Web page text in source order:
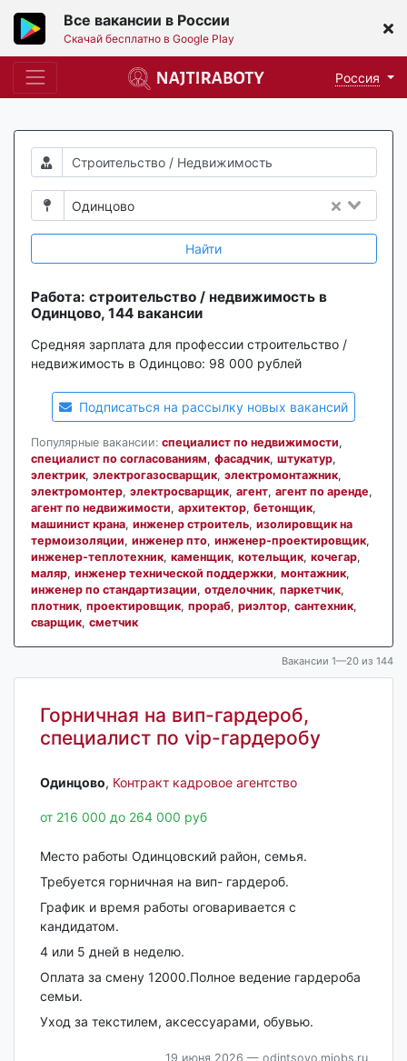
Все вакансии в России
Скачай бесплатно в Google Play
Россия
Одинцово
Найти
Работа: строительство / недвижимость в
Одинцово, 144 вакансии
Средняя зарплата для профессии строительство /
недвижимость в Одинцово: 98 000 рублей
Подписаться на рассылку новых вакансий
Популярные вакансии: специалист по недвижимости,
специалист по согласованиям, фасадчик, штукатур,
электрик, электрогазосварщик, электромонтажник,
электромонтер, электросварщик, агент, агент по аренде,
агент по недвижимости, архитектор, бетонщик,
машинист крана, инженер строитель, изолировщик на
термоизоляции, инженер пто, инженер-проектировщик,
инженер-теплотехник, каменщик, котельщик, кочегар,
маляр, инженер технической поддержки, монтажник,
инженер по стандартизации, отделочник, паркетчик,
плотник, проектировщик, прораб, риэлтор, сантехник,
сварщик, сметчик
Вакансии 1—20 из 144
Горничная на вип-гардероб,
специалист по vip-гардеробу
Одинцово‎, Контракт кадровое агентство
от 216 000 до 264 000 руб
Место работы Одинцовский район, семья.
Требуется горничная на вип- гардероб.
График и время работы оговаривается с
кандидатом.
4 или 5 дней в неделю.
Оплата за смену 12000.Полное ведение гардероба
семьи.
Уход за текстилем, аксессуарами, обувью.
19 июня 2026 — odintsovo.mjobs.ru